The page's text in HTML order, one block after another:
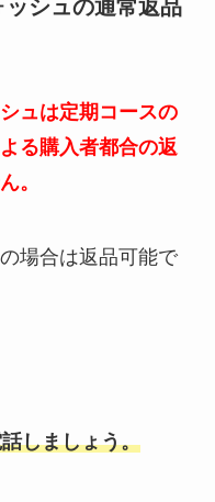
シュの通常返品
ュは定期コースの
る購入者都合の返
。
場合は返品可能で
しましょう。